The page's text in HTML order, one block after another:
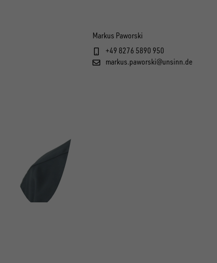
Markus Paworski
+49 8276 5890 950
markus.paworski@unsinn.de